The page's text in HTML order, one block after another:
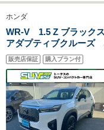
ホンダ
WR-V 1.5 Z ブラック
アダプティブクルー
サー
販売店保証 購入プラン付